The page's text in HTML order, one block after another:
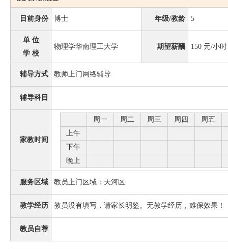
目前身份 博士 年级/教龄 5
单 位
学 校
物理学华南理工大学 期望薪酬 150 元/小时
辅导方式 教师上门网络辅导
辅导科目
家教时间
周一 周二 周三 周四 周五
上午
下午
晚上
服务区域 教员上门区域：天河区
教学经历 教员没有填写，请家长明鉴。无教学经历，难保效果！
教员自荐